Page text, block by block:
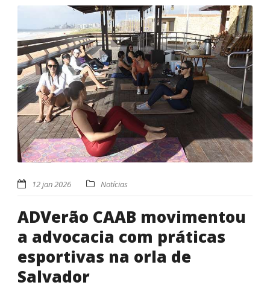
12 jan 2026 Notícias
ADVerão CAAB movimentou
a advocacia com práticas
esportivas na orla de
Salvador